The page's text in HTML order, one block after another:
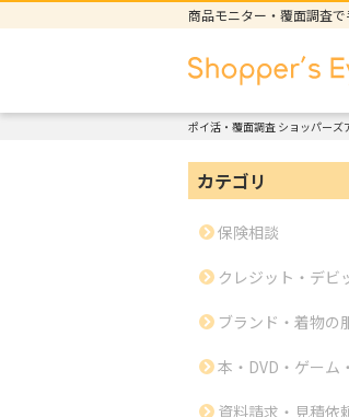
商品モニター・覆面調査
ポイ活・覆面調査 ショッパーズ
カテゴリ
保険相談
クレジット・デビ
ブランド・着物の
本・DVD・ゲーム
資料請求・見積依